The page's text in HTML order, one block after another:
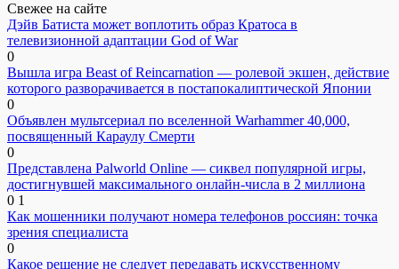
Свежее на сайте
Дэйв Батиста может воплотить образ Кратоса в
телевизионной адаптации God of War
0
Вышла игра Beast of Reincarnation — ролевой экшен, действие
которого разворачивается в постапокалиптической Японии
0
Объявлен мультсериал по вселенной Warhammer 40,000,
посвященный Караулу Смерти
0
Представлена Palworld Online — сиквел популярной игры,
достигнувшей максимального онлайн-числа в 2 миллиона
0 1
Как мошенники получают номера телефонов россиян: точка
зрения специалиста
0
Какое решение не следует передавать искусственному